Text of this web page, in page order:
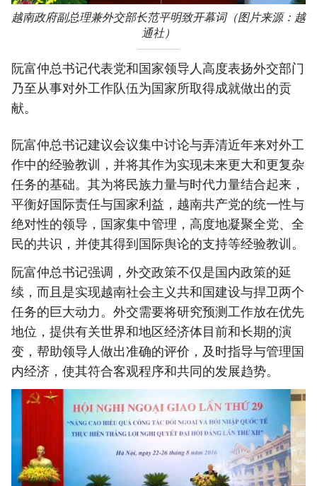
越南政府副总理兼外交部长范平明致开幕词（图片来源：越
通社）
阮富仲总书记代表党和国家领导人高度表扬外交部门
乃至从事对外工作队伍为国家所取得成就做出的贡
献。
阮富仲总书记建议会议集中讨论与弄清近年来对外工
作中的经验教训，并将其作为实现未来更大和更复杂
任务的基础。其为将民族力量与时代力量结合起来，
平衡好国际责任与国家利益，越南共产党的统一性与
绝对性的领导，国家集中管理，高度地凝聚全党、全
民的共识，并使其得到国际舆论的支持等经验教训。
阮富仲总书记强调，外交政策不仅是国内政策的延
续，而且是实现越南社会主义共和国建设与捍卫两个
任务的巨大动力。外交需要将研究预测工作放在优先
地位，提供有关世界和地区经济体目前和长期的演
变，帮助领导人做出准确的评价，及时指导与管理国
内经济，使其符合客观程序和共同的发展趋势。